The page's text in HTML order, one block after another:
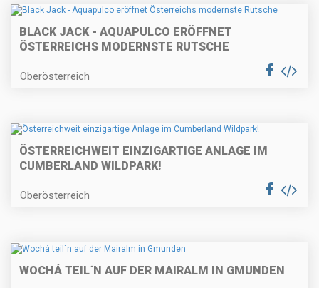
BLACK JACK - AQUAPULCO ERÖFFNET
ÖSTERREICHS MODERNSTE RUTSCHE
Oberösterreich
ÖSTERREICHWEIT EINZIGARTIGE ANLAGE IM
CUMBERLAND WILDPARK!
Oberösterreich
WOCHÁ TEIL´N AUF DER MAIRALM IN GMUNDEN